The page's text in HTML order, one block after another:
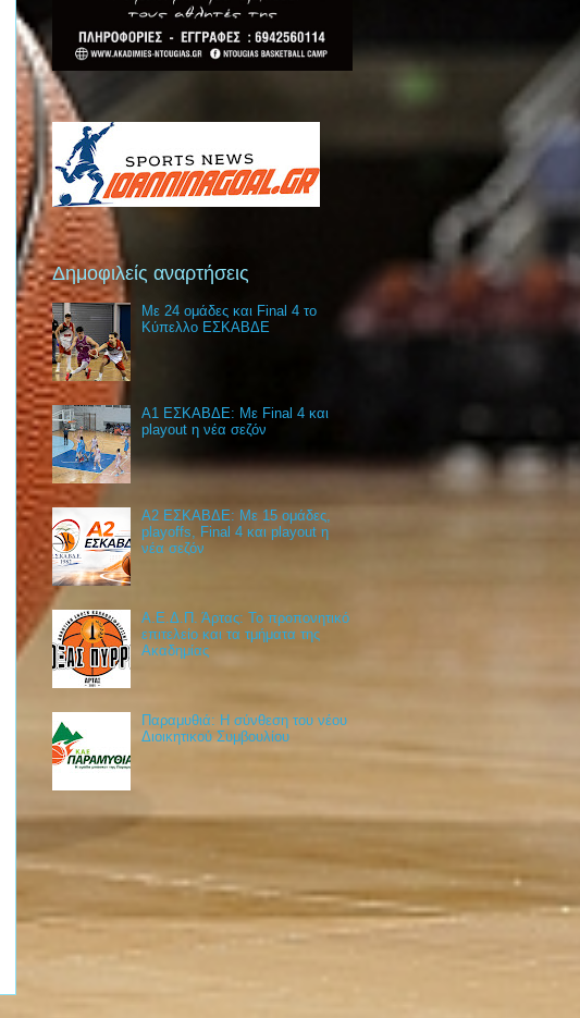
Δημοφιλείς αναρτήσεις
Με 24 ομάδες και Final 4 το
Κύπελλο ΕΣΚΑΒΔΕ
Α1 ΕΣΚΑΒΔΕ: Με Final 4 και
playout η νέα σεζόν
Α2 ΕΣΚΑΒΔΕ: Με 15 ομάδες,
playoffs, Final 4 και playout η
νέα σεζόν
Α.Ε.Δ.Π. Άρτας: Το προπονητικό
επιτελείο και τα τμήματα της
Ακαδημίας
Παραμυθιά: Η σύνθεση του νέου
Διοικητικού Συμβουλίου